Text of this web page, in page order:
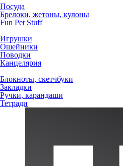
Посуда
Брелоки, жетоны, кулоны
Fun Pet Stuff
Игрушки
Ошейники
Поводки
Канцелярия
Блокноты, скетчбуки
Закладки
Ручки, карандаши
Тетради